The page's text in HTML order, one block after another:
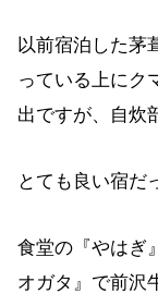
以前宿泊した茅
っている上にク
出ですが、自炊
とても良い宿だ
食堂の『やはぎ
オガタ』で前沢